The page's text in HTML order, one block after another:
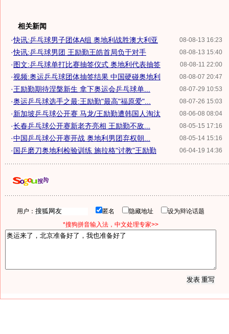
相关新闻
08-08-13 16:23
·快讯:乒乓球男子团体A组 奥地利战胜澳大利亚
08-08-13 15:40
·快讯:乒乓球男团 王励勤王皓首局负于对手
08-08-11 22:00
·图文:乒乓球单打比赛抽签仪式 奥地利代表抽签
08-08-07 20:47
·视频:奥运乒乓球团体抽签结果 中国硬碰奥地利
08-07-29 10:53
·王励勤期待涅槃新生 拿下奥运会乒乓球单...
08-07-26 15:03
·奥运乒乓球选手之最:王励勤"最高"福原爱"...
08-06-08 08:04
·新加坡乒乓球公开赛 马龙/王励勤遭韩国人淘汰
08-05-15 17:16
·长春乒乓球公开赛新老齐亮相 王励勤不敌...
08-05-14 15:16
·中国乒乓球公开赛开战 奥地利男团弃权朝...
06-04-19 14:36
·国乒磨刀奥地利检验训练 施拉格"讨教"王励勤
用户： 匿名 隐藏地址
设为辩论话题
*搜狗拼音输入法，中文处理专家>>